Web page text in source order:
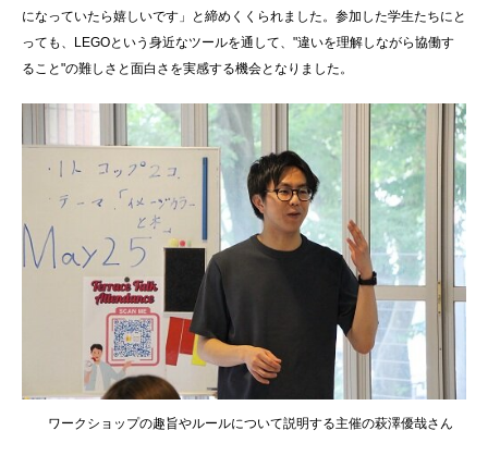
になっていたら嬉しいです」と締めくくられました。参加した学生たちにと
っても、LEGOという身近なツールを通して、"違いを理解しながら協働す
ること"の難しさと面白さを実感する機会となりました。
ワークショップの趣旨やルールについて説明する主催の萩澤優哉さん